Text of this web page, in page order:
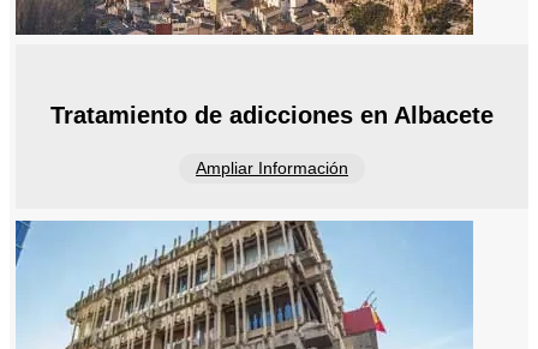
Tratamiento de adicciones en Albacete
Ampliar Información